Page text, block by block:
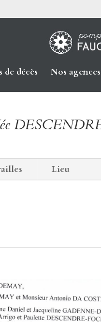
de décès Nos agences
Lieu